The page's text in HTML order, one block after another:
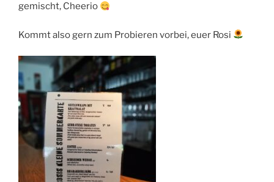
gemischt, Cheerio
Kommt also gern zum Probieren vorbei, euer Rosi